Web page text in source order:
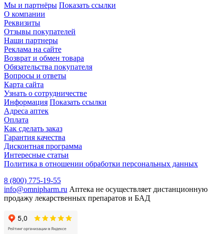
Мы и партнёры Показать ссылки
О компании
Реквизиты
Отзывы покупателей
Наши партнеры
Реклама на сайте
Возврат и обмен товара
Обязательства покупателя
Вопросы и ответы
Карта сайта
Узнать о сотрудничестве
Информация Показать ссылки
Адреса аптек
Оплата
Как сделать заказ
Гарантия качества
Дисконтная программа
Интересные статьи
Политика в отношении обработки персональных данных
8 (800) 775-19-55
info@omnipharm.ru Аптека не осуществляет дистанционную
продажу лекарственных препаратов и БАД